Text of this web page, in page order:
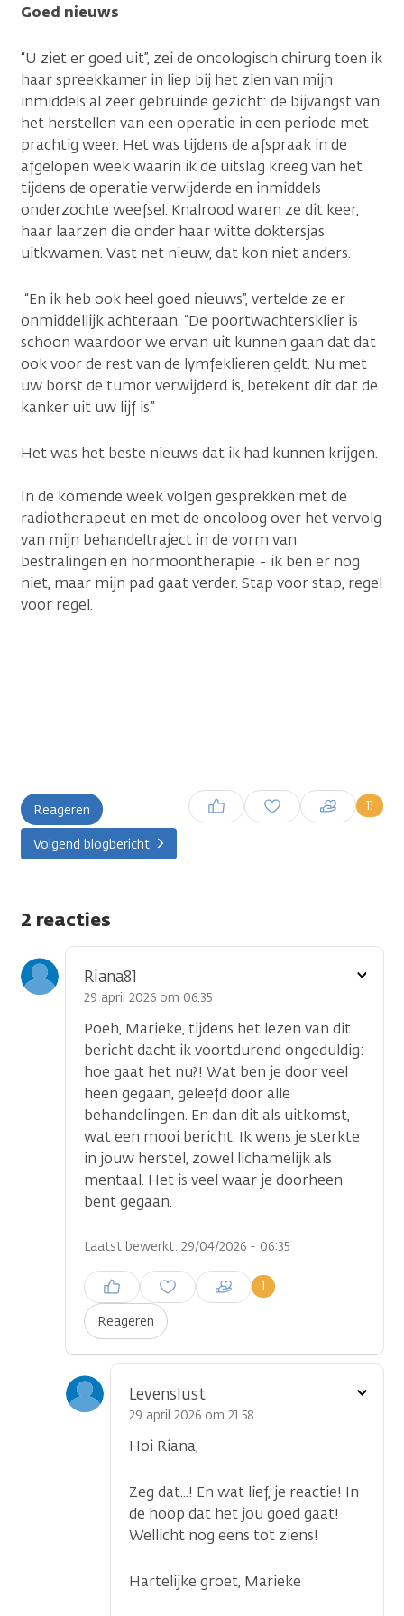
Goed nieuws
“U ziet er goed uit”, zei de oncologisch chirurg toen ik
haar spreekkamer in liep bij het zien van mijn
inmiddels al zeer gebruinde gezicht: de bijvangst van
het herstellen van een operatie in een periode met
prachtig weer. Het was tijdens de afspraak in de
afgelopen week waarin ik de uitslag kreeg van het
tijdens de operatie verwijderde en inmiddels
onderzochte weefsel. Knalrood waren ze dit keer,
haar laarzen die onder haar witte doktersjas
uitkwamen. Vast net nieuw, dat kon niet anders.
“En ik heb ook heel goed nieuws”, vertelde ze er
onmiddellijk achteraan. “De poortwachtersklier is
schoon waardoor we ervan uit kunnen gaan dat dat
ook voor de rest van de lymfeklieren geldt. Nu met
uw borst de tumor verwijderd is, betekent dit dat de
kanker uit uw lijf is.”
Het was het beste nieuws dat ik had kunnen krijgen.
In de komende week volgen gesprekken met de
radiotherapeut en met de oncoloog over het vervolg
van mijn behandeltraject in de vorm van
bestralingen en hormoontherapie - ik ben er nog
niet, maar mijn pad gaat verder. Stap voor stap, regel
voor regel.
Reageren 11
Inloggen om een reactie te
plaatsen
Volgend blogbericht
2 reacties
Riana81
29 april 2026 om 06.35
Poeh, Marieke, tijdens het lezen van dit
bericht dacht ik voortdurend ongeduldig:
hoe gaat het nu?! Wat ben je door veel
heen gegaan, geleefd door alle
behandelingen. En dan dit als uitkomst,
wat een mooi bericht. Ik wens je sterkte
in jouw herstel, zowel lichamelijk als
mentaal. Het is veel waar je doorheen
bent gegaan.
Laatst bewerkt: 29/04/2026 - 06:35
Reageren
1
Inloggen om een reactie te
plaatsen
Toon
Levenslust
29 april 2026 om 21.58
Hoi Riana,
Zeg dat...! En wat lief, je reactie! In
de hoop dat het jou goed gaat!
Wellicht nog eens tot ziens!
Hartelijke groet, Marieke
Toon